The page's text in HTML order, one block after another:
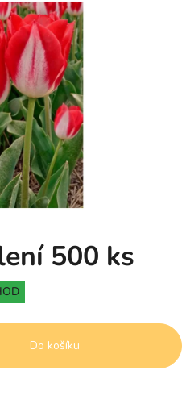
500 ks
Do košíku